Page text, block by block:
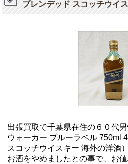
ブレンデッド スコッチウイ
出張買取で千葉県在住の６０代
ウォーカー ブルーラベル 750ml
スコッチウイスキー 海外の洋酒
お酒をやめましたとの事で、お